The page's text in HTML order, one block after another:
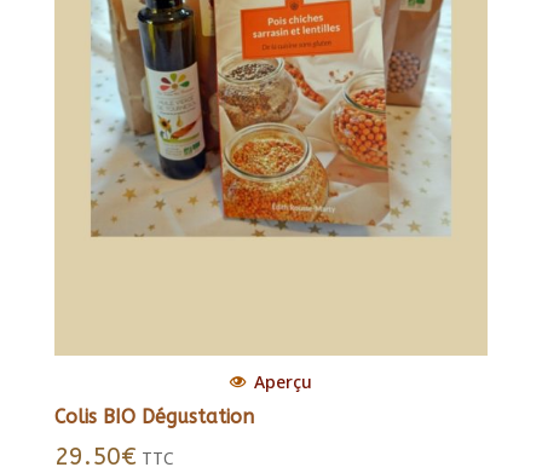
la
page
du
produit
Aperçu
Colis BIO Dégustation
29.50€ TTC